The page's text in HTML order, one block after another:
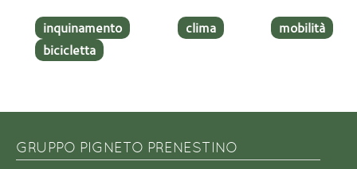
inquinamento clima
mobilità
bicicletta
GRUPPO PIGNETO PRENESTINO